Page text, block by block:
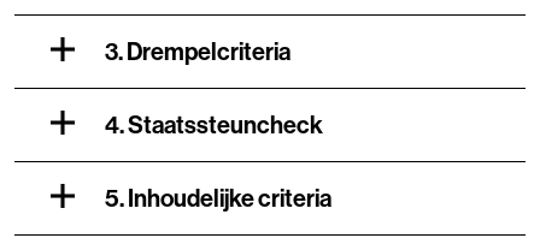
3. Drempelcriteria
4. Staatssteuncheck
5. Inhoudelijke criteria